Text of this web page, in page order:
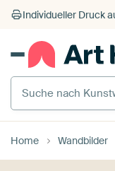
Home Wandbilder